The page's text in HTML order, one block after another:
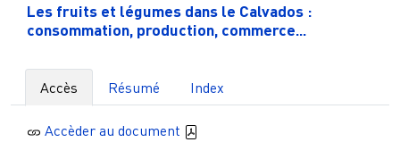
Les fruits et légumes dans le Calvados :
consommation, production, commerce...
Accès Résumé Index
Accèder au document